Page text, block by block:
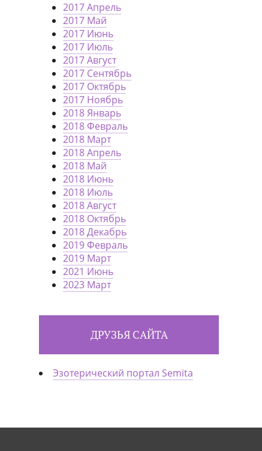
2017 Апрель
2017 Май
2017 Июнь
2017 Июль
2017 Август
2017 Сентябрь
2017 Октябрь
2017 Ноябрь
2018 Январь
2018 Февраль
2018 Март
2018 Апрель
2018 Май
2018 Июнь
2018 Июль
2018 Август
2018 Октябрь
2018 Декабрь
2019 Февраль
2019 Март
2021 Июнь
2023 Март
ДРУЗЬЯ САЙТА
Эзотерический портал Semita